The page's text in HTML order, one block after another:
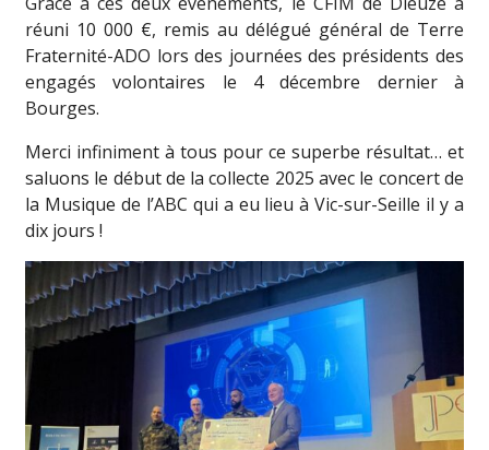
réuni 10 000 €, remis au délégué général de Terre
Fraternité-ADO lors des journées des présidents des
engagés volontaires le 4 décembre dernier à
Bourges.
Merci infiniment à tous pour ce superbe résultat… et
saluons le début de la collecte 2025 avec le concert de
la Musique de l’ABC qui a eu lieu à Vic-sur-Seille il y a
dix jours !